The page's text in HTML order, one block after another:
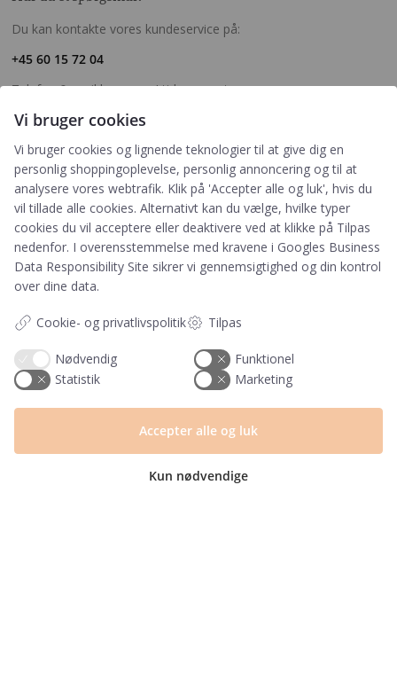
Du kan kontakte vores kundeservice på:
+45 60 15 72 04
Telefon & mail besvares I tidsrummet:
Information
Tryktider
Handelsbetingelser og FAQ
Persondatapolitik
Blog
Returlabel
Vi bruger cookies
Vi bruger cookies og lignende teknologier til at give dig en
personlig shoppingoplevelse, personlig annoncering og til at
analysere vores webtrafik. Klik på 'Accepter alle og luk', hvis du
vil tillade alle cookies. Alternativt kan du vælge, hvilke typer
cookies du vil acceptere eller deaktivere ved at klikke på Tilpas
nedenfor. I overensstemmelse med kravene i Googles Business
Data Responsibility Site sikrer vi gennemsigtighed og din kontrol
over dine data.
Cookie- og privatlivspolitik Tilpas
Nødvendig
Funktionel
Statistik
Marketing
Kun nødvendige
Accepter alle og luk